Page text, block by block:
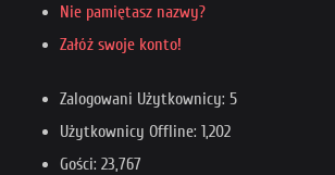
Nie pamiętasz nazwy?
Załóż swoje konto!
Zalogowani Użytkownicy: 5
Użytkownicy Offline: 1,202
Gości: 23,767